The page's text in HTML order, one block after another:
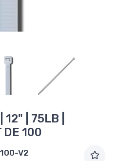
| 75LB |
DE 100
V2